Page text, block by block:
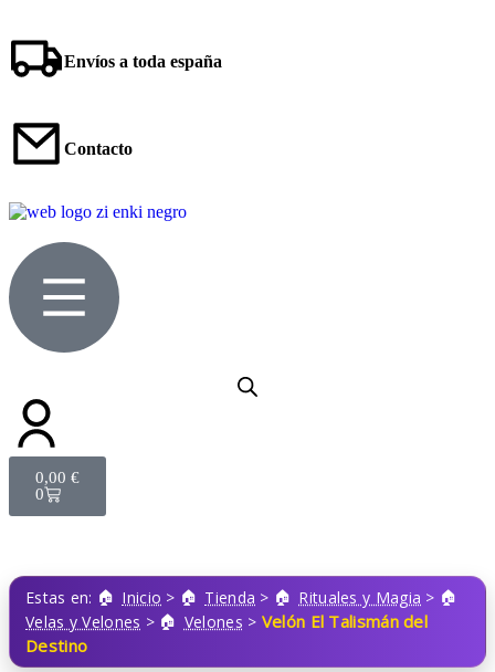
Envíos a toda españa
Contacto
0,00 €
0
Estas en: Inicio > Tienda > Rituales y Magia >
Velas y Velones > Velones > Velón El Talismán del
Destino